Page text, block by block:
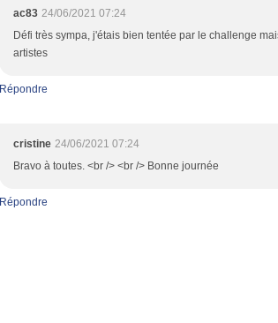
ac83 24/06/2021 07:24
Défi très sympa, j'étais bien tentée par le challenge
artistes
Répondre
cristine 24/06/2021 07:24
Bravo à toutes. <br /> <br /> Bonne journée
Répondre